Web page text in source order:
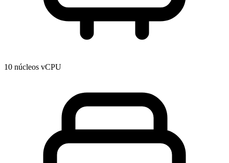
10 núcleos vCPU